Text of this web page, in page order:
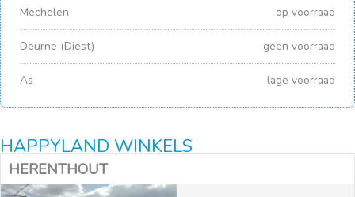
Mechelen op voorraad
Deurne (Diest) geen voorraad
As lage voorraad
HAPPYLAND WINKELS
HERENTHOUT